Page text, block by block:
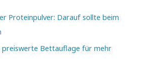
Proteinpulver: Darauf sollte beim
Bettauflage für mehr